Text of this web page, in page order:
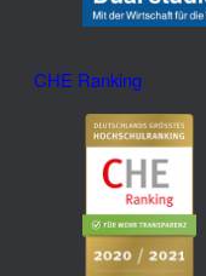
CHE Ranking